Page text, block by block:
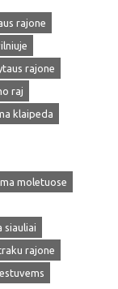
rajone
rajone
raj
klaipeda
moletuose
siauliai
rajone